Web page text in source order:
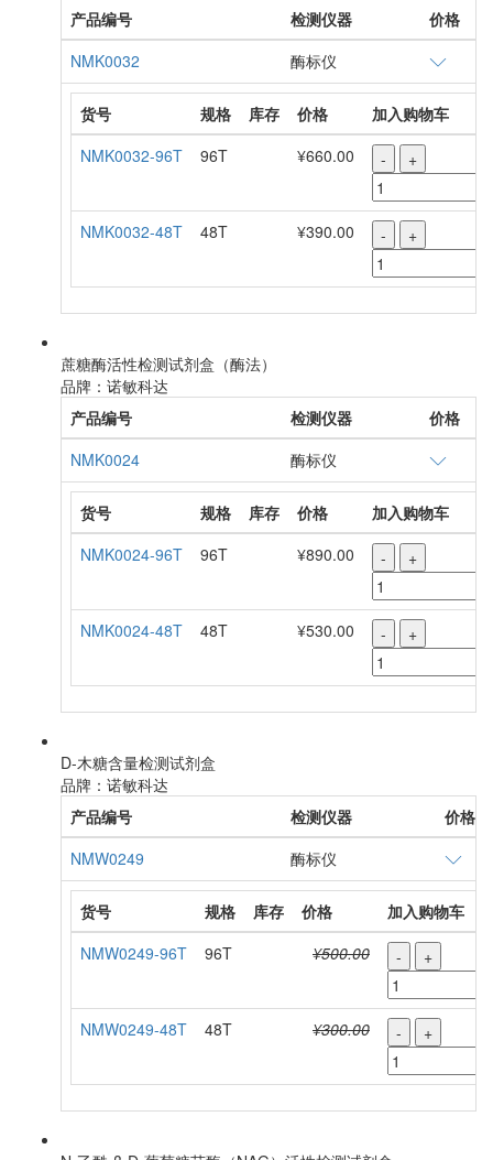
产品编号
检测仪器
价格
NMK0032
酶标仪
货号 规格 库存 价格
加入购物车
NMK0032-96T
96T ¥660.00 - +
NMK0032-48T 48T ¥390.00 - +
蔗糖酶活性检测试剂盒（酶法）
品牌：诺敏科达
产品编号
检测仪器
价格
NMK0024
酶标仪
货号 规格 库存 价格
加入购物车
NMK0024-96T
96T ¥890.00 - +
NMK0024-48T 48T ¥530.00 - +
D-木糖含量检测试剂盒
品牌：诺敏科达
产品编号
检测仪器
价格
NMW0249
酶标仪
货号 规格 库存 价格
加入购物车
NMW0249-96T
96T ¥500.00 - +
NMW0249-48T 48T ¥300.00 - +